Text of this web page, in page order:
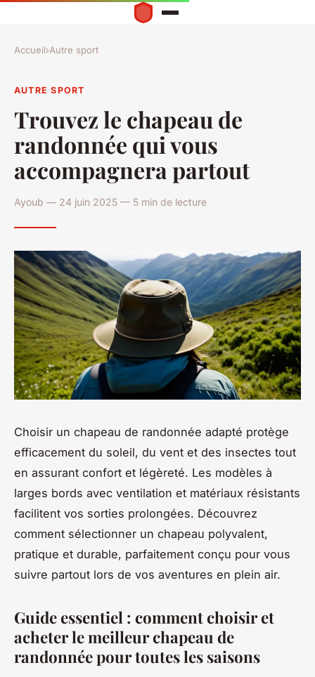
Accueil›Autre sport
AUTRE SPORT
Trouvez le chapeau de
randonnée qui vous
accompagnera partout
Ayoub — 24 juin 2025 — 5 min de lecture
Choisir un chapeau de randonnée adapté protège
efficacement du soleil, du vent et des insectes tout
en assurant confort et légèreté. Les modèles à
larges bords avec ventilation et matériaux résistants
facilitent vos sorties prolongées. Découvrez
comment sélectionner un chapeau polyvalent,
pratique et durable, parfaitement conçu pour vous
suivre partout lors de vos aventures en plein air.
Guide essentiel : comment choisir et
acheter le meilleur chapeau de
randonnée pour toutes les saisons